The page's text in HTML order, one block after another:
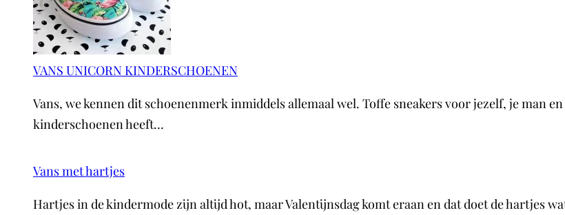
VANS UNICORN KINDERSCHOENEN
Vans, we kennen dit schoenenmerk inmiddels allemaal wel. Toffe sneakers voor jezelf, je man
kinderschoenen heeft…
Vans met hartjes
Hartjes in de kindermode zijn altijd hot, maar Valentijnsdag komt eraan en dat doet de hartjes